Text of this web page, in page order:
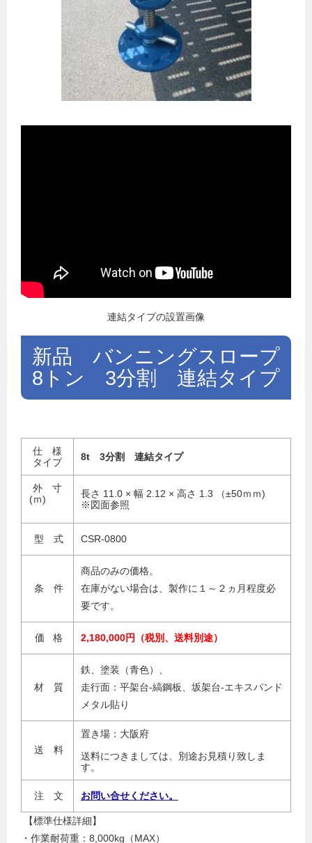
連結タイプの設置画像
新品　バンニングスロープ
8トン　3分割　連結タイプ
仕 様
タイプ
8t 3分割 連結タイプ
外 寸
(ｍ)
長さ 11.0 × 幅 2.12 × 高さ 1.3 （±50ｍｍ)
※図面参照
型 式 CSR-0800
条 件
商品のみの価格。
在庫がない場合は、製作に１～２ヵ月程度必
要です。
価 格 2,180,000円（税別、送料別途）
材 質
鉄、塗装（青色）、
走行面：平架台-縞鋼板、坂架台-エキスパンド
メタル貼り
送 料
置き場：大阪府
送料につきましては、別途お見積り致しま
す。
注 文 お問い合せください。
【標準仕様詳細】
・作業耐荷重：8,000kg（MAX）